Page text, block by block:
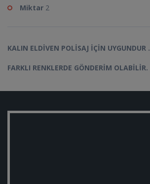
Miktar 2
KALIN ELDİVEN POLİSAJ İÇİN UYGUNDUR .
FARKLI RENKLERDE GÖNDERİM OLABİLİR.